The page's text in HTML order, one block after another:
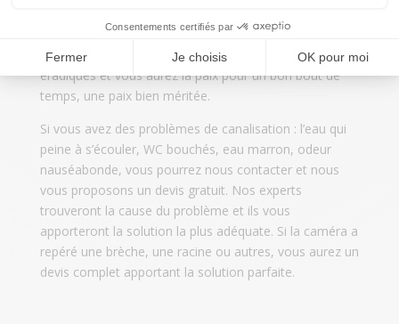
méthodique et rapide et de trouver la solution la plus
efficace. Les bouchons de canalisation seront
éradiqués et vous aurez la paix pour un bon bout de
temps, une paix bien méritée.
Si vous avez des problèmes de canalisation : l’eau qui
peine à s’écouler, WC bouchés, eau marron, odeur
nauséabonde, vous pourrez nous contacter et nous
vous proposons un devis gratuit. Nos experts
trouveront la cause du problème et ils vous
apporteront la solution la plus adéquate. Si la caméra a
repéré une brèche, une racine ou autres, vous aurez un
devis complet apportant la solution parfaite.